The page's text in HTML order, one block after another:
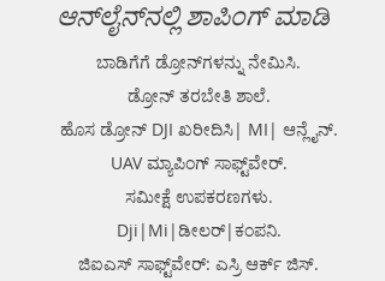
and damage avoidance.. We
provide consolidated complete
solution to create detailed digital
mapping of underground utility
lines in GIS platform.This exercise
helps in detection of buried
utilities (pipes, cables, etc.) for
excavation planning and damage
avoidance. Ground Penetrating
Radar Equipment for buying in
India.
ಆನ್‌ಲೈನ್‌ನಲ್ಲಿ ಶಾಪಿಂಗ್ ಮಾಡಿ
ಬಾಡಿಗೆಗೆ ಡ್ರೋನ್‌ಗಳನ್ನು ನೇಮಿಸಿ.
ಡ್ರೋನ್ ತರಬೇತಿ ಶಾಲೆ.
ಹೊಸ ಡ್ರೋನ್ DJI ಖರೀದಿಸಿ| MI| ಆನ್ಲೈನ್.
UAV ಮ್ಯಾಪಿಂಗ್ ಸಾಫ್ಟ್‌ವೇರ್.
ಸಮೀಕ್ಷೆ ಉಪಕರಣಗಳು.
Dji|Mi|ಡೀಲರ್|ಕಂಪನಿ.
ಜಿಐಎಸ್ ಸಾಫ್ಟ್‌ವೇರ್: ಎಸ್ರಿ ಆರ್ಕ್ ಜಿಸ್.